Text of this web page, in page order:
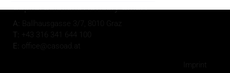
Capital Solutions Advisory GmbH
A:
Ballhausgasse 3/7, 8010 Graz
T:
+43 316 341 644 100
E:
office@casoad.at
Imprint